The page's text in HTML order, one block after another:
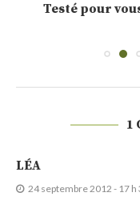
Testé pour
1
LÉA
24 septembre 2012 - 17 h